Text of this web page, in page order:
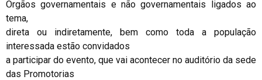
Órgãos governamentais e não governamentais ligados ao
tema,
direta ou indiretamente, bem como toda a população
interessada estão convidados
a participar do evento, que vai acontecer no auditório da sede
das Promotorias